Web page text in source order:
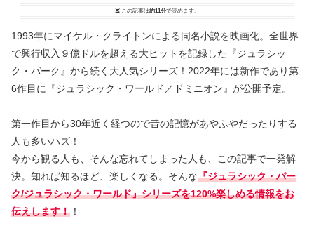
この記事は約11分で読めます。
1993年にマイケル・クライトンによる同名小説を映画化。全世界
で興行収入９億ドルを超える大ヒットを記録した『ジュラシッ
ク・パーク』から続く大人気シリーズ！2022年には新作であり第
6作目に『ジュラシック・ワールド／ドミニオン』が公開予定。
第一作目から30年近く経つので昔の記憶があやふやだったりする
人も多いハズ！
今から観る人も、そんな忘れてしまった人も、この記事で一発解
決。知れば知るほど、楽しくなる。そんな『ジュラシック・パー
ク/ジュラシック・ワールド』シリーズを120%楽しめる情報をお
伝えします！ ！